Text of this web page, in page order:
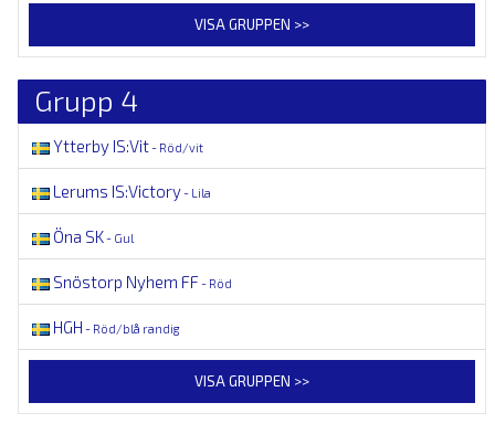
VISA GRUPPEN >>
Grupp 4
Ytterby IS:Vit- Röd/vit
Lerums IS:Victory- Lila
Öna SK- Gul
Snöstorp Nyhem FF - Röd
HGH - Röd/blå randig
VISA GRUPPEN >>